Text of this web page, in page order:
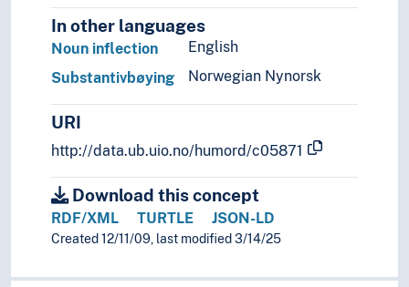
Språkgenerering
Språkhistorie (Faget)
Språkkompetanse
Språkkontakt
Språklig mangfold
Språklige korpora
Språklige universalia
Språklæring
Språkriktighet
Språkrøkt
Språkslektskap
In other languages
English
Noun inflection
Norwegian Nynorsk
Substantivbøying
URI
http://data.ub.uio.no/humord/c05871
Download this concept
RDF/XML TURTLE JSON-LD
Created 12/11/09, last modified 3/14/25